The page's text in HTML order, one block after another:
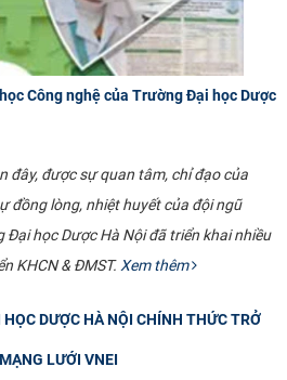
Công nghệ của Trường Đại học Dược
đây, được sự quan tâm, chỉ đạo của
đồng lòng, nhiệt huyết của đội ngũ
Đại học Dược Hà Nội đã triển khai nhiều
KHCN & ĐMST. Xem thêm
DƯỢC HÀ NỘI CHÍNH THỨC TRỞ
LƯỚI VNEI